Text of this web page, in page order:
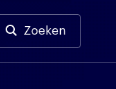
Zoeken